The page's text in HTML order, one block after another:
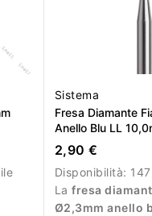
Sistema
Fresa Diamante
Anello Blu LL
2,90 €
Disponibilità:
Lafresa
Ø2,3mm anello